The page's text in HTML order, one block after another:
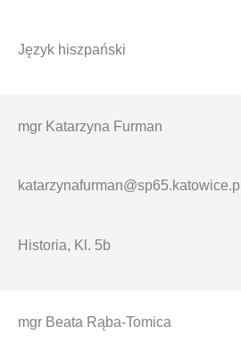
Język hiszpański
mgr Katarzyna Furman
katarzynafurman@sp65.katowice.pl
Historia, Kl. 5b
mgr Beata Rąba-Tomica